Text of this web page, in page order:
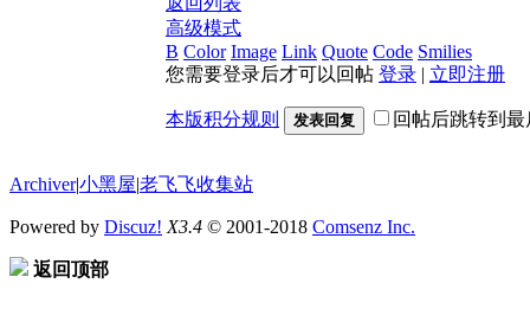
高级模式
B Color Image Link Quote Code Smilies
您需要登录后才可以回帖 登录 | 立即注册
本版积分规则 发表回复 回帖后跳转到
Archiver|小黑屋|老飞飞收集站
Powered by Discuz! X3.4 © 2001-2018 Comsenz Inc.
返回顶部